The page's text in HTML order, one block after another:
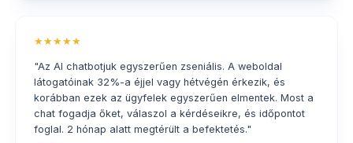
★★★★★
"Az AI chatbotjuk egyszerűen zseniális. A weboldal
látogatóinak 32%-a éjjel vagy hétvégén érkezik, és
korábban ezek az ügyfelek egyszerűen elmentek. Most a
chat fogadja őket, válaszol a kérdéseikre, és időpontot
foglal. 2 hónap alatt megtérült a befektetés."